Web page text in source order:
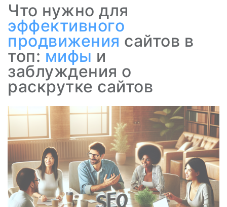
Что нужно для
эффективного
продвижения сайтов в
топ: мифы и
заблуждения о
раскрутке сайтов